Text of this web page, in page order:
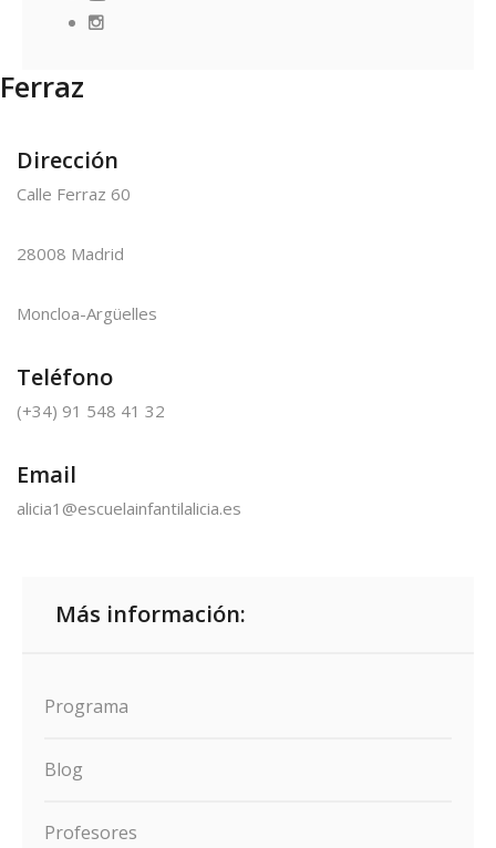
Ferraz
Dirección
Calle Ferraz 60
28008 Madrid
Moncloa-Argüelles
Teléfono
(+34) 91 548 41 32
Email
alicia1@escuelainfantilalicia.es
Más información:
Programa
Blog
Profesores